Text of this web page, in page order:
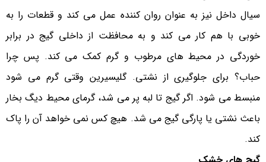
سیال داخل نیز به عنوان روان کننده عمل می کند و قطعات را به
خوبی با هم کار می کند و به محافظت از داخلی گیج در برابر
خوردگی در محیط های مرطوب و گرم کمک می کند. پس چرا
حباب؟ برای جلوگیری از نشتی. گلیسیرین وقتی گرم می شود
منبسط می شود. اگر گیج تا لبه پر می شد، گرمای محیط دیگ بخار
باعث نشتی یا پارگی گیج می شد. هیچ کس نمی خواهد آن را پاک
کند.